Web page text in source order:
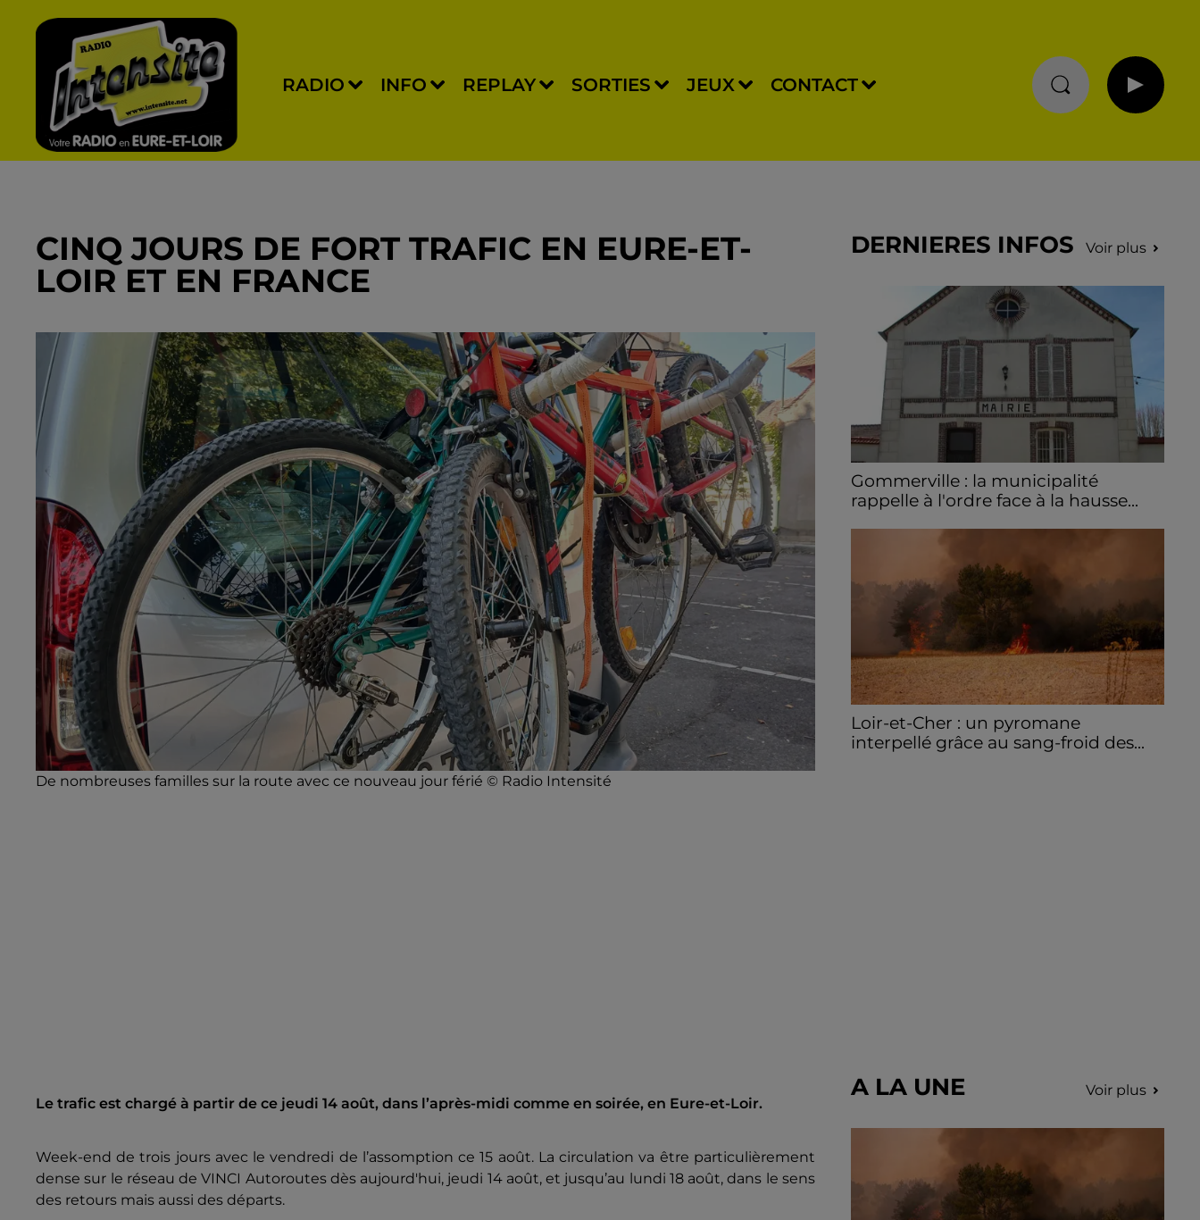
RADIO INFO REPLAY SORTIES JEUX CONTACT
CINQ JOURS DE FORT TRAFIC EN EURE-ET-
LOIR ET EN FRANCE
De nombreuses familles sur la route avec ce nouveau jour férié © Radio Intensité
Le trafic est chargé à partir de ce jeudi 14 août, dans l’après-midi comme en soirée, en Eure-et-Loir.
Week-end de trois jours avec le vendredi de l’assomption ce 15 août. La circulation va être particulièrement
dense sur le réseau de VINCI Autoroutes dès aujourd'hui, jeudi 14 août, et jusqu’au lundi 18 août, dans le sens
des retours mais aussi des départs.
DERNIERES INFOS Voir plus
Gommerville : la municipalité
rappelle à l'ordre face à la hausse...
gaspillé : face à la hausse des incivilités, la
mairie de Gommerville hausse...
Loir-et-Cher : un pyromane
interpellé grâce au sang-froid des...
A LA UNE Voir plus